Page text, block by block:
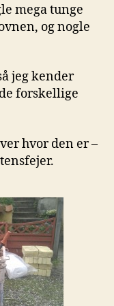
mega tunge
og nogle
jeg kender
forskellige
hvor den er –